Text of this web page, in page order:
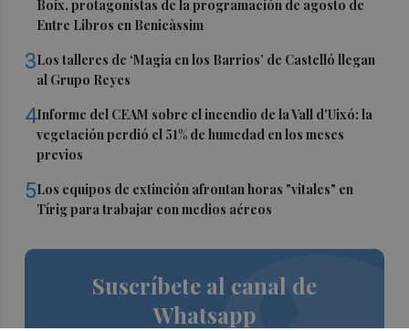
Boix, protagonistas de la programación de agosto de
Entre Libros en Benicàssim
3Los talleres de ‘Magia en los Barrios’ de Castelló llegan
al Grupo Reyes
4Informe del CEAM sobre el incendio de la Vall d'Uixó: la
vegetación perdió el 51% de humedad en los meses
previos
5Los equipos de extinción afrontan horas "vitales" en
Tírig para trabajar con medios aéreos
Suscríbete al canal de
Whatsapp